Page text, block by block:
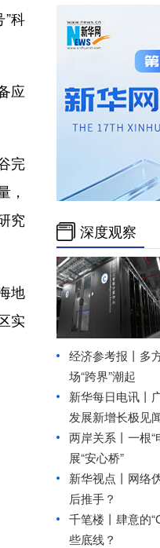
科
应
完
，
究
地
实
深度观察
经济参考报丨 多
场“跨界”潮起
新华每日电讯丨
发展新增长极见
两岸关系丨 一根“
展“安心桥”
新华视点丨
网络
后推手？
千笔楼丨肆意的
些底线？